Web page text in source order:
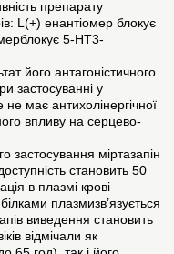
препарату
L(+) енантіомер блокує
5-НТ3-
його антагоністичного
застосуванні у
має антихолінергічної
впливу на серцево-
застосування міртазапін
становить 50
в плазмі крові
плазмизв’язується
виведення становить
відмічали як